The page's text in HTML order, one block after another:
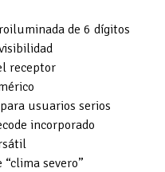
de 6 dígitos
receptor
usuarios serios
incorporado
severo”